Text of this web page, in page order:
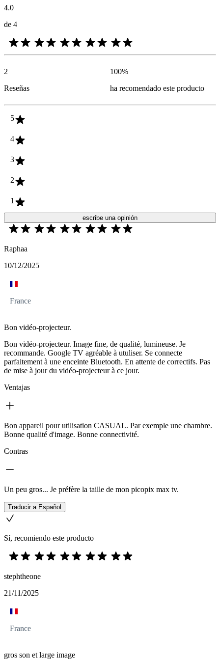
4.0
de 4
2
Reseñas
100%
ha recomendado este producto
5
4
3
2
1
escribe una opinión
Raphaa
10/12/2025
France
Bon vidéo-projecteur.
Bon vidéo-projecteur. Image fine, de qualité, lumineuse. Je
recommande. Google TV agréable à utuliser. Se connecte
parfaitement à une enceinte Bluetooth. En attente de correctifs. Pas
de mise à jour du vidéo-projecteur à ce jour.
Ventajas
Bon appareil pour utilisation CASUAL. Par exemple une chambre.
Bonne qualité d'image. Bonne connectivité.
Contras
Un peu gros... Je préfère la taille de mon picopix max tv.
Traducir a Español
Sí, recomiendo este producto
stephtheone
21/11/2025
France
gros son et large image